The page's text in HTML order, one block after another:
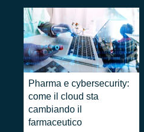
Pharma e cybersecurity:
come il cloud sta
cambiando il ​​
farmaceutico